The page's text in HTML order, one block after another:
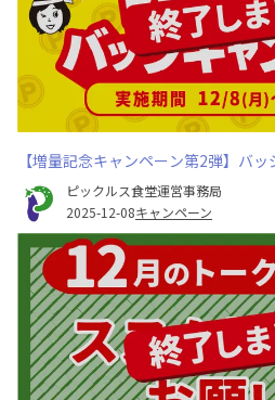
【増量記念キャンペーン第2弾】バ
ピックルス食堂運営事務局
2025-12-08キャンペーン